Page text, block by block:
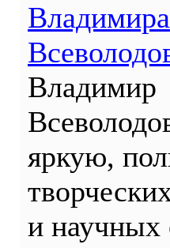
Владимира
Владимир
яркую,
и научных